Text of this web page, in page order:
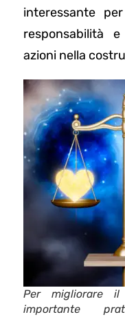
interessante
responsabilità
azioni nella
Per migliorare
importante